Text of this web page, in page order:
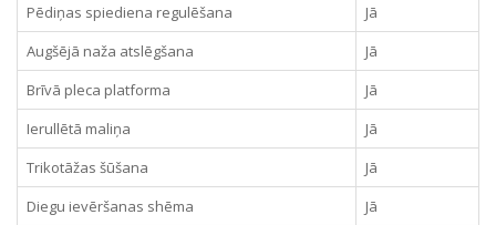
Pēdiņas spiediena regulēšana
Jā
Augšējā naža atslēgšana
Jā
Brīvā pleca platforma
Jā
Ierullētā maliņa
Jā
Trikotāžas šūšana
Jā
Diegu ievēršanas shēma
Jā